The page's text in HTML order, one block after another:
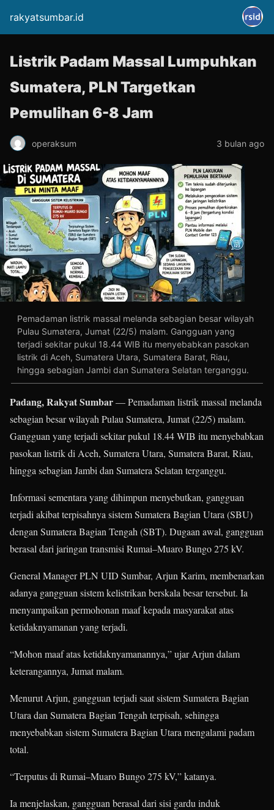
rakyatsumbar.id
Listrik Padam Massal Lumpuhkan
Sumatera, PLN Targetkan
Pemulihan 6-8 Jam
operaksum 3 bulan ago
Pemadaman listrik massal melanda sebagian besar wilayah
Pulau Sumatera, Jumat (22/5) malam. Gangguan yang
terjadi sekitar pukul 18.44 WIB itu menyebabkan pasokan
listrik di Aceh, Sumatera Utara, Sumatera Barat, Riau,
hingga sebagian Jambi dan Sumatera Selatan terganggu.
Padang, Rakyat Sumbar— Pemadaman listrik massal melanda
sebagian besar wilayah Pulau Sumatera, Jumat (22/5) malam.
Gangguan yang terjadi sekitar pukul 18.44 WIB itu menyebabkan
pasokan listrik di Aceh, Sumatera Utara, Sumatera Barat, Riau,
hingga sebagian Jambi dan Sumatera Selatan terganggu.
Informasi sementara yang dihimpun menyebutkan, gangguan
terjadi akibat terpisahnya sistem Sumatera Bagian Utara (SBU)
dengan Sumatera Bagian Tengah (SBT). Dugaan awal, gangguan
berasal dari jaringan transmisi Rumai–Muaro Bungo 275 kV.
General Manager PLN UID Sumbar, Arjun Karim, membenarkan
adanya gangguan sistem kelistrikan berskala besar tersebut. Ia
menyampaikan permohonan maaf kepada masyarakat atas
ketidaknyamanan yang terjadi.
“Mohon maaf atas ketidaknyamanannya,” ujar Arjun dalam
keterangannya, Jumat malam.
Menurut Arjun, gangguan terjadi saat sistem Sumatera Bagian
Utara dan Sumatera Bagian Tengah terpisah, sehingga
menyebabkan sistem Sumatera Bagian Utara mengalami padam
total.
“Terputus di Rumai–Muaro Bungo 275 kV,” katanya.
Ia menjelaskan, gangguan berasal dari sisi gardu induk